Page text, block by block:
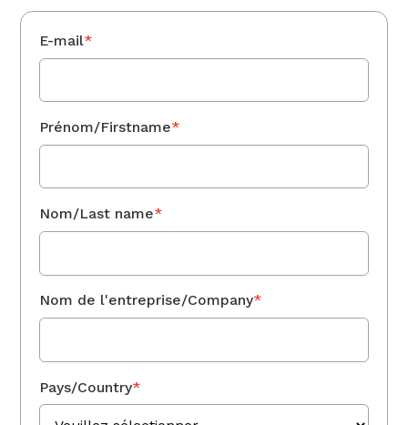
E-mail*
Prénom/Firstname*
Nom/Last name*
Nom de l'entreprise/Company*
Pays/Country*